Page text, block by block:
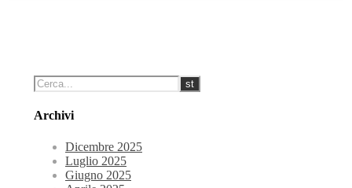
Archivi
Dicembre 2025
Luglio 2025
Giugno 2025